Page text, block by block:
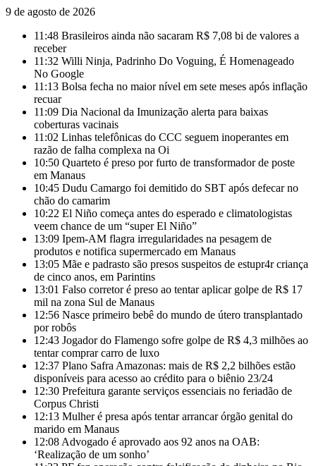
9 de agosto de 2026
11:48 Brasileiros ainda não sacaram R$ 7,08 bi de valores a
receber
11:32 Willi Ninja, Padrinho Do Voguing, É Homenageado
No Google
11:13 Bolsa fecha no maior nível em sete meses após inflação
recuar
11:09 Dia Nacional da Imunização alerta para baixas
coberturas vacinais
11:02 Linhas telefônicas do CCC seguem inoperantes em
razão de falha complexa na Oi
10:50 Quarteto é preso por furto de transformador de poste
em Manaus
10:45 Dudu Camargo foi demitido do SBT após defecar no
chão do camarim
10:22 El Niño começa antes do esperado e climatologistas
veem chance de um “super El Niño”
13:09 Ipem-AM flagra irregularidades na pesagem de
produtos e notifica supermercado em Manaus
13:05 Mãe e padrasto são presos suspeitos de estupr4r criança
de cinco anos, em Parintins
13:01 Falso corretor é preso ao tentar aplicar golpe de R$ 17
mil na zona Sul de Manaus
12:56 Nasce primeiro bebê do mundo de útero transplantado
por robôs
12:43 Jogador do Flamengo sofre golpe de R$ 4,3 milhões ao
tentar comprar carro de luxo
12:37 Plano Safra Amazonas: mais de R$ 2,2 bilhões estão
disponíveis para acesso ao crédito para o biênio 23/24
12:30 Prefeitura garante serviços essenciais no feriadão de
Corpus Christi
12:13 Mulher é presa após tentar arrancar órgão genital do
marido em Manaus
12:08 Advogado é aprovado aos 92 anos na OAB:
‘Realização de um sonho’